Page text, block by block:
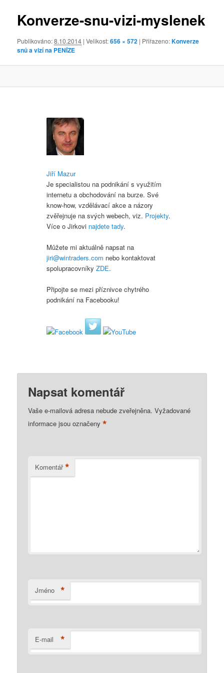
Konverze-snu-vizi-myslenek
Publikováno:8.10.2014 | Velikost:656 × 572 | Přiřazeno:Konverze
snů a vizí na PENÍZE
Jiří Mazur
Je specialistou na podnikání s využitím
internetu a obchodování na burze. Své
know-how, vzdělávací akce a názory
zvěřejnuje na svých webech, viz. Projekty.
Více o Jirkovi najdete tady.
Můžete mi aktuálně napsat na
jiri@wintraders.com nebo kontaktovat
spolupracovníkyZDE.
Připojte se mezi příznivce chytrého
podnikání na Facebooku!
Napsat komentář
Vaše e-mailová adresa nebude zveřejněna. Vyžadované
informace jsou označeny*
Komentář *
Jméno *
E-mail *